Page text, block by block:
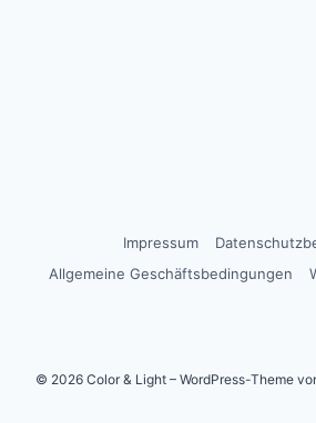
Impressum
Allgemeine Geschäftsbedingungen
© 2026 Color & Light – WordPress-Theme